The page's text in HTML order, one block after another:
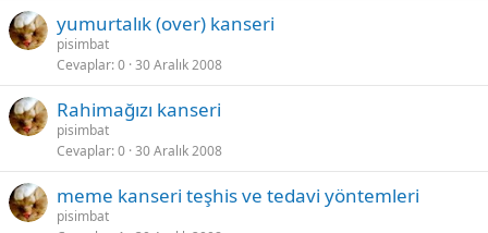
yumurtalık (over) kanseri
pisimbat
Cevaplar 0 30 Aralık 2008
Rahimağızı kanseri
pisimbat
Cevaplar 0 30 Aralık 2008
meme kanseri teşhis ve tedavi yöntemleri
pisimbat